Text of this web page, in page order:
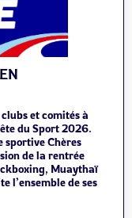
et comités à
du Sport 2026.
sportive Chères
de la rentrée
Muaythaï
l’ensemble de ses